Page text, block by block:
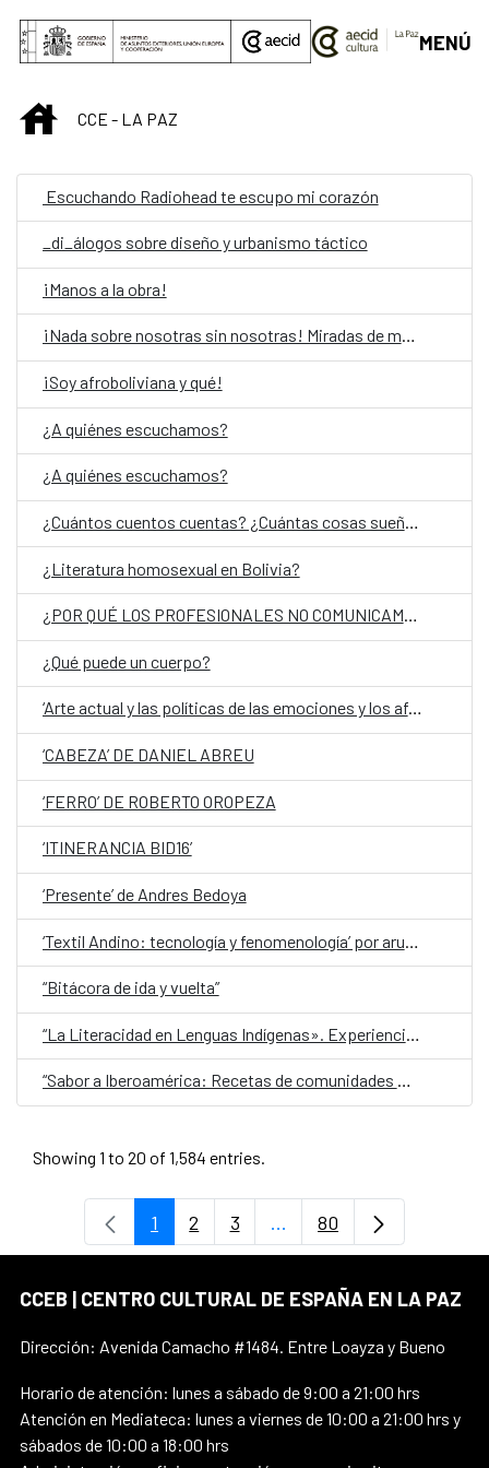
Skip to Main Content
MENÚ
INICIOCCE - LA PAZ
Escuchando Radiohead te escupo mi corazón
_di_álogos sobre diseño y urbanismo táctico
¡Manos a la obra!
¡Nada sobre nosotras sin nosotras! Miradas de mujeres con discapacidad
¡Soy afroboliviana y qué!
¿A quiénes escuchamos?
¿A quiénes escuchamos?
¿Cuántos cuentos cuentas? ¿Cuántas cosas sueñas?
¿Literatura homosexual en Bolivia?
¿POR QUÉ LOS PROFESIONALES NO COMUNICAMOS MEJOR? de Manuel Campo Vidal
¿Qué puede un cuerpo?
‘Arte actual y las políticas de las emociones y los afectos’ por Diego del Pozo
‘CABEZA’ DE DANIEL ABREU
‘FERRO’ DE ROBERTO OROPEZA
‘ITINERANCIA BID16’
‘Presente’ de Andres Bedoya
“Bitácora de ida y vuelta”
“Sabor a Iberoamérica: Recetas de comunidades migrantes con historias para contar”
Showing 1 to 20 of 1,584 entries.
Page
1 Page
2 Page
3 ...Intermediate Pages Use
Page
80
CCEB | CENTRO CULTURAL DE ESPAÑA EN LA PAZ
Dirección: Avenida Camacho #1484. Entre Loayza y Bueno
Horario de atención: lunes a sábado de 9:00 a 21:00 hrs
Atención en Mediateca: lunes a viernes de 10:00 a 21:00 hrs y
sábados de 10:00 a 18:00 hrs